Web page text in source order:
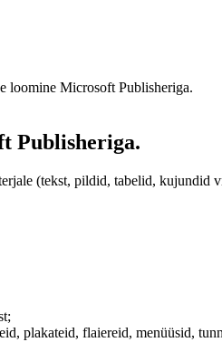
loomine Microsoft Publisheriga.
Publisheriga.
(tekst, pildid, tabelid,
plakateid, flaiereid, menüüsid,